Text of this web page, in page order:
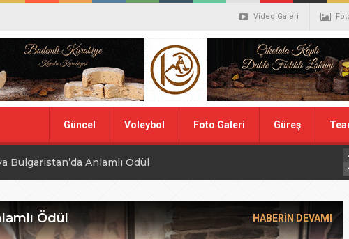
Video Galeri
Güncel Voleybol Foto Galeri Güreş
Bulgaristan’da Anlamlı Ödül
finalistler belli oldu
İÇİ İDDİALIYIZ
Ödül HABERİN DEVAMI